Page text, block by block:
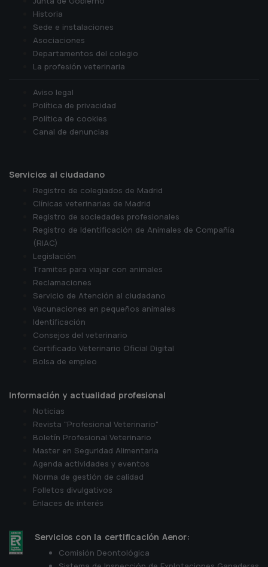
Historia
Sede e instalaciones
Asociaciones
Departamentos del colegio
La profesión veterinaria
Aviso legal
Política de privacidad
Política de cookies
Canal de denuncias
Servicios al ciudadano
Registro de colegiados de Madrid
Clínicas veterinarias de Madrid
Registro de sociedades profesionales
Registro de Identificación de Animales de Compañía
(RIAC)
Legislación
Tramites para viajar con animales
Reclamaciones
Servicio de Atención al ciudadano
Vacunaciones en pequeños animales
Identificación
Consejos del veterinario
Certificado Veterinario Oficial Digital
Bolsa de empleo
Información y actualidad profesional
Noticias
Revista "Profesional Veterinario"
Boletín Profesional Veterinario
Master en Seguridad Alimentaria
Agenda actividades y eventos
Norma de gestión de calidad
Folletos divulgativos
Enlaces de interés
Servicios con la certificación Aenor:
Comisión Deontológica